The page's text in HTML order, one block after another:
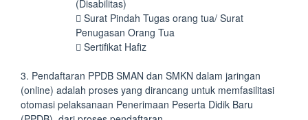
(Disabilitas)
 Surat Pindah Tugas orang tua/ Surat
Penugasan Orang Tua
 Sertifikat Hafiz
3. Pendaftaran PPDB SMAN dan SMKN dalam jaringan
(online) adalah proses yang dirancang untuk memfasilitasi
otomasi pelaksanaan Penerimaan Peserta Didik Baru